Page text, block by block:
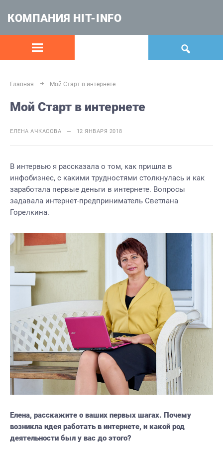
КОМПАНИЯ HIT-INFO
Главная Мой Старт в интернете
Мой Старт в интернете
ЕЛЕНА АЧКАСОВА — 12 ЯНВАРЯ 2018
В интервью я рассказала о том, как пришла в
инфобизнес, с какими трудностями столкнулась и как
заработала первые деньги в интернете. Вопросы
задавала интернет-предприниматель Светлана
Горелкина.
Елена, расскажите о ваших первых шагах. Почему
возникла идея работать в интернете, и какой род
деятельности был у вас до этого?